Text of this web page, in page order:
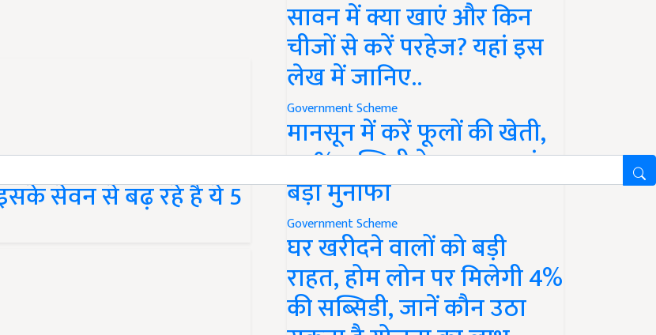
सेवन से बढ़ रहे है ये 5
सावन में क्या खाएं और किन
चीजों से करें परहेज? यहां इस
लेख में जानिए..
Government Scheme
मानसून में करें फूलों की खेती,
50% सब्सिडी के साथ कमाएं
बड़ा मुनाफा
Government Scheme
घर खरीदने वालों को बड़ी
राहत, होम लोन पर मिलेगी 4%
की सब्सिडी, जानें कौन उठा